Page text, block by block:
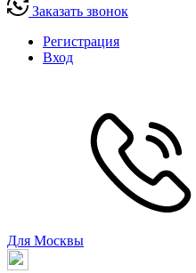
Заказать звонок
Регистрация
Вход
Для Москвы